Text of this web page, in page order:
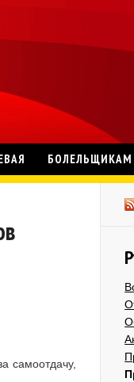
БОЛЕЛЬЩИКАМ
самоотдачу,